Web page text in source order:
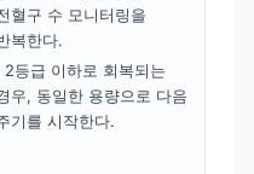
혈구 수 모니터링을
복한다.
2등급 이하로 회복되는
우, 동일한 용량으로 다음
기를 시작한다.